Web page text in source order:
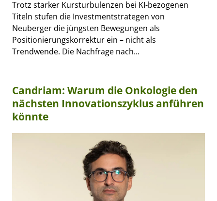
Trotz starker Kursturbulenzen bei KI-bezogenen
Titeln stufen die Investmentstrategen von
Neuberger die jüngsten Bewegungen als
Positionierungskorrektur ein – nicht als
Trendwende. Die Nachfrage nach...
Candriam: Warum die Onkologie den
nächsten Innovationszyklus anführen
könnte